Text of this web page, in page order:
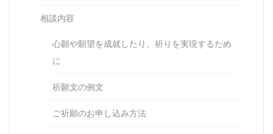
相談内容
心願や願望を成就したり、祈りを実現するため
に
祈願文の例文
ご祈願のお申し込み方法